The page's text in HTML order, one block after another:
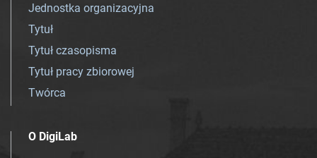
Jednostka organizacyjna
Tytuł
Tytuł czasopisma
Tytuł pracy zbiorowej
Twórca
O DigiLab